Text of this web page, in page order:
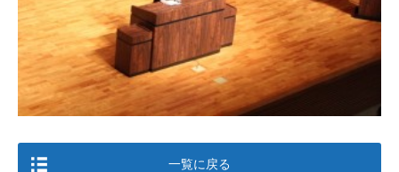
一覧に戻る